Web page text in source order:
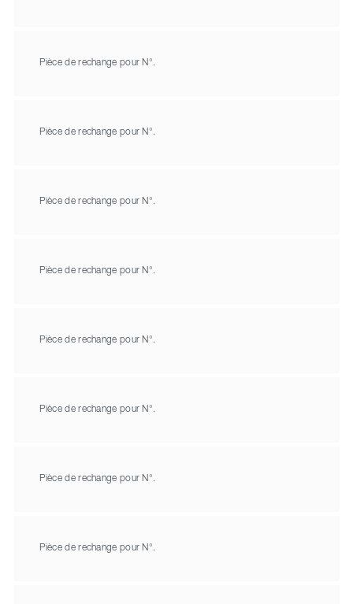
Pièce de rechange pour N°.
Pièce de rechange pour N°.
Pièce de rechange pour N°.
Pièce de rechange pour N°.
Pièce de rechange pour N°.
Pièce de rechange pour N°.
Pièce de rechange pour N°.
Pièce de rechange pour N°.